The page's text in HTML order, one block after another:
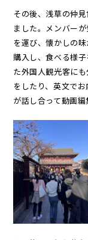
その後、浅草の仲
ました。メンバー
を運び、懐かしの
購入し、食べる様
た外国人観光客に
をしたり、英文で
が話し合って動画編